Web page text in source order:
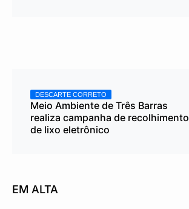
DESCARTE CORRETO
Meio Ambiente de Três Barras
realiza campanha de recolhimento
de lixo eletrônico
EM ALTA